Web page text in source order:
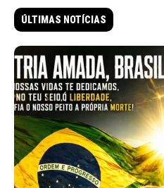
ÚLTIMAS NOTÍCIAS